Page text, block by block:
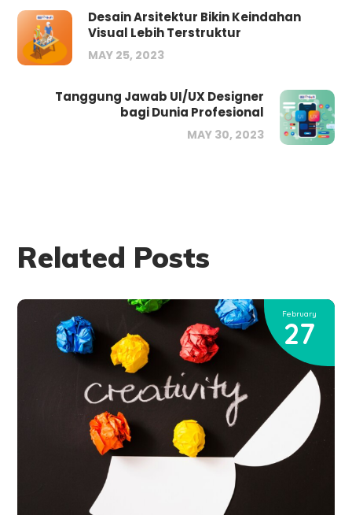
Desain Arsitektur Bikin Keindahan
Visual Lebih Terstruktur
MAY 25, 2023
Tanggung Jawab UI/UX Designer
bagi Dunia Profesional
MAY 30, 2023
Related Posts
February
27